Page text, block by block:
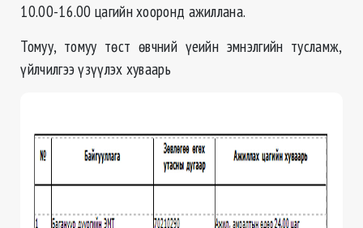
10.00-16.00 цагийн хооронд ажиллана.
Томуу, томуу төст өвчний үеийн эмнэлгийн тусламж,
үйлчилгээ үзүүлэх хуваарь